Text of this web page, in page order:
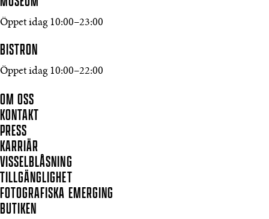
Öppet idag 10:00–23:00
BISTRON
Öppet idag 10:00–22:00
OM OSS
KONTAKT
PRESS
KARRIÄR
VISSELBLÅSNING
TILLGÄNGLIGHET
FOTOGRAFISKA EMERGING
BUTIKEN